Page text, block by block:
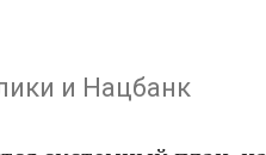
и Нацбанк